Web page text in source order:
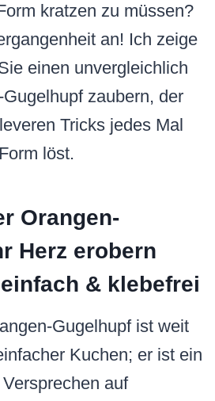
kratzen zu müssen?
an! Ich zeige
einen unvergleichlich
zaubern, der
Tricks jedes Mal
löst.
Orangen-
Herz erobern
& klebefrei
Gugelhupf ist weit
Kuchen; er ist ein
auf